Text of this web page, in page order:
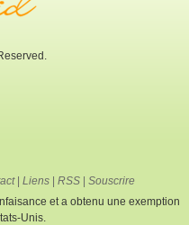
| Liens RSS
Souscrire
et a obtenu une exemption
Unis.